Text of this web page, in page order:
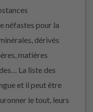
néfastes pour la
dérivés
matières
La liste des
et il peut être
le tout, leurs